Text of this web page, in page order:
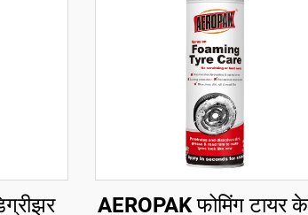
AEROPAK फोमिंग टायर